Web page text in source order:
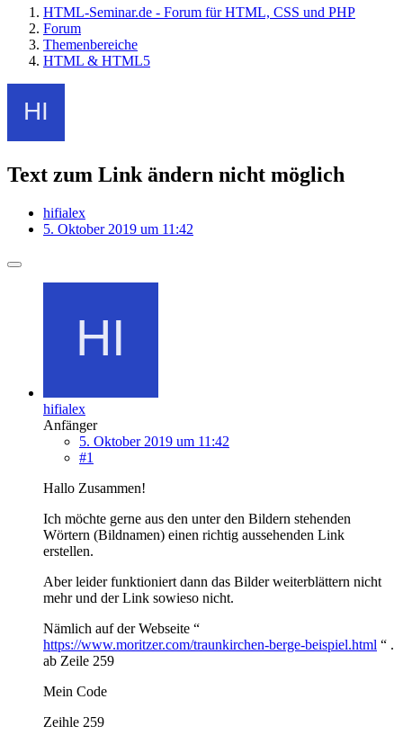
HTML-Seminar.de - Forum für HTML, CSS und PHP
Forum
Themenbereiche
HTML & HTML5
Text zum Link ändern nicht möglich
hifialex
5. Oktober 2019 um 11:42
hifialex
Anfänger
5. Oktober 2019 um 11:42
#1
Hallo Zusammen!
Ich möchte gerne aus den unter den Bildern stehenden
Wörtern (Bildnamen) einen richtig aussehenden Link
erstellen.
Aber leider funktioniert dann das Bilder weiterblättern nicht
mehr und der Link sowieso nicht.
Nämlich auf der Webseite “
https://www.moritzer.com/traunkirchen-berge-beispiel.html “ .
ab Zeile 259
Mein Code
Zeihle 259